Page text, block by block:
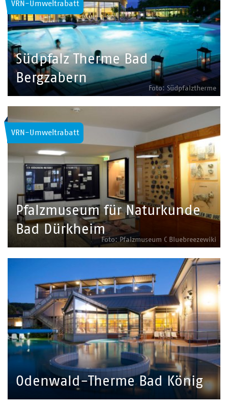
VRN-Umweltrabatt
Südpfalz Therme Bad
Bergzabern
Foto: Südpfalztherme
VRN-Umweltrabatt
Pfalzmuseum für Naturkunde
Bad Dürkheim
Foto: Pfalzmuseum C Bluebreezewiki
Odenwald-Therme Bad König